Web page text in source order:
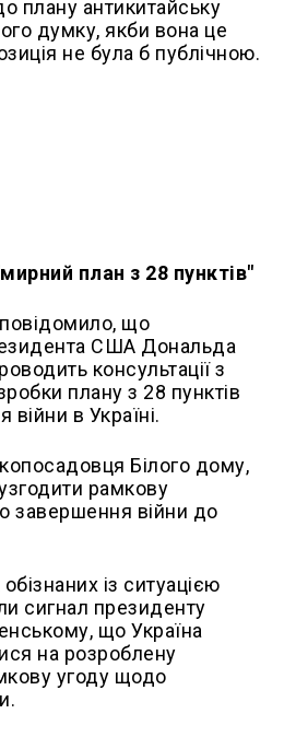
плану антикитайську
думку, якби вона це
не була б публічною.
план з 28 пунктів"
що
США Дональда
консультації з
плану з 28 пунктів
в Україні.
Білого дому,
рамкову
завершення війни до
із ситуацією
сигнал президенту
що Україна
на розроблену
угоду щодо